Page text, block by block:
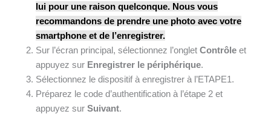
lui pour une raison quelconque. Nous vous
recommandons de prendre une photo avec votre
smartphone et de l’enregistrer.
Sur l’écran principal, sélectionnez l’onglet Contrôleet
appuyez sur Enregistrer le périphérique.
Sélectionnez le dispositif à enregistrer à l’ETAPE1.
Préparez le code d’authentification à l’étape 2 et
appuyez sur Suivant.